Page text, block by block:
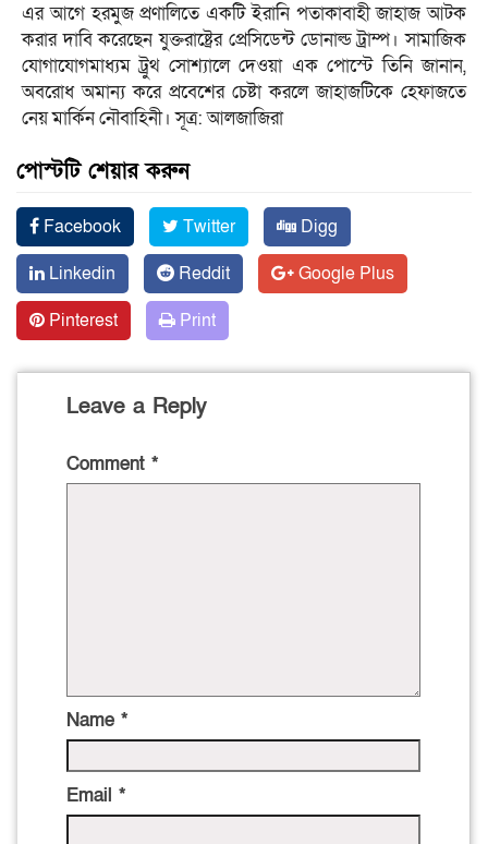
এর আগে হরমুজ প্রণালিতে একটি ইরানি পতাকাবাহী জাহাজ আটক
করার দাবি করেছেন যুক্তরাষ্ট্রের প্রেসিডেন্ট ডোনাল্ড ট্রাম্প। সামাজিক
যোগাযোগমাধ্যম ট্রুথ সোশ্যালে দেওয়া এক পোস্টে তিনি জানান,
অবরোধ অমান্য করে প্রবেশের চেষ্টা করলে জাহাজটিকে হেফাজতে
নেয় মার্কিন নৌবাহিনী। সূত্র: আলজাজিরা
পোস্টটি শেয়ার করুন
Facebook Twitter
Digg
Linkedin
Reddit
Google Plus
Pinterest
Print
Leave a Reply
Comment *
Name *
Email *